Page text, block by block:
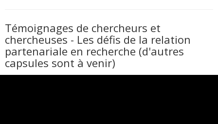
Témoignages de chercheurs et
chercheuses - Les défis de la relation
partenariale en recherche (d'autres
capsules sont à venir)